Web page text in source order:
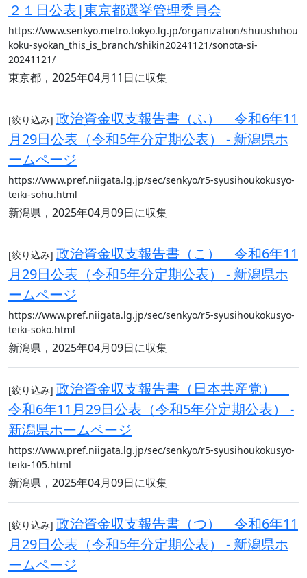
２１日公表|東京都選挙管理委員会
https://www.senkyo.metro.tokyo.lg.jp/organization/shuushihou
koku-syokan_this_is_branch/shikin20241121/sonota-si-
20241121/
東京都，2025年04月11日に収集
[絞り込み] 政治資金収支報告書（ふ） 令和6年11
月29日公表（令和5年分定期公表） - 新潟県ホ
ームページ
https://www.pref.niigata.lg.jp/sec/senkyo/r5-syusihoukokusyo-
teiki-sohu.html
新潟県，2025年04月09日に収集
[絞り込み] 政治資金収支報告書（こ） 令和6年11
月29日公表（令和5年分定期公表） - 新潟県ホ
ームページ
https://www.pref.niigata.lg.jp/sec/senkyo/r5-syusihoukokusyo-
teiki-soko.html
新潟県，2025年04月09日に収集
[絞り込み] 政治資金収支報告書（日本共産党）
令和6年11月29日公表（令和5年分定期公表） -
新潟県ホームページ
https://www.pref.niigata.lg.jp/sec/senkyo/r5-syusihoukokusyo-
teiki-105.html
新潟県，2025年04月09日に収集
[絞り込み] 政治資金収支報告書（つ） 令和6年11
月29日公表（令和5年分定期公表） - 新潟県ホ
ームページ